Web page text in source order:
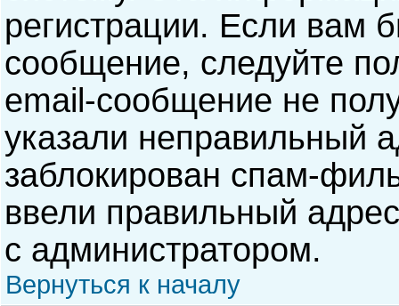
регистрации. Если вам
сообщение, следуйте
email-сообщение не
указали неправильный
заблокирован спам-
ввели правильный
с администратором.
Вернуться к началу